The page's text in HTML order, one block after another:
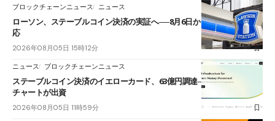
ブロックチェーンニュース ニュース
ローソン、ステーブルコイン決済の実証へ──8月6日からJPYCやUSDC対
応
2026年08月05日 15時12分
ニュース ブロックチェーンニュース
ステーブルコイン決済のイエローカード、63億円調達──ソニーやスタン
チャートが出資
2026年08月05日 11時59分